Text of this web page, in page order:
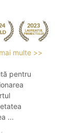
multe >>
pentru
...